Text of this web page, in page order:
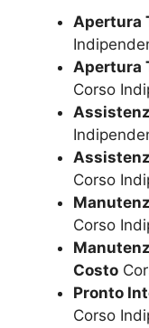
Apertura
Apertura
Corso
Corso
Corso
Costo
Pronto
Corso